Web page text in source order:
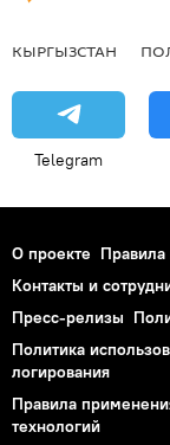
КЫРГЫЗСТАН
Telegram
О проекте Правила
Контакты и
Пресс-релизы
Политика
логирования
Правила
технологий